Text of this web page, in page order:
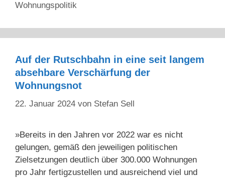
Wohnungspolitik
Auf der Rutschbahn in eine seit langem
absehbare Verschärfung der
Wohnungsnot
22. Januar 2024 von Stefan Sell
»Bereits in den Jahren vor 2022 war es nicht
gelungen, gemäß den jeweiligen politischen
Zielsetzungen deutlich über 300.000 Wohnungen
pro Jahr fertigzustellen und ausreichend viel und